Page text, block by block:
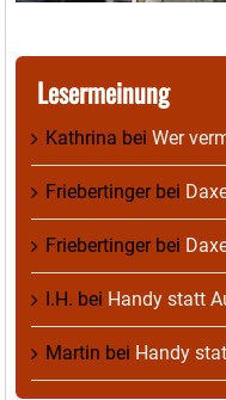
Lesermeinung
Kathrina bei Wer
Friebertingerbei
Friebertingerbei
I.H. bei Handy statt
Martin bei Handy